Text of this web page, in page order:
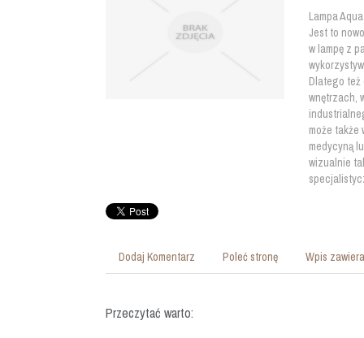
Lampa
Jest to
w lampę z
Dlatego też
wnętrzach,
może
medycyną
wizualnie
Dodaj Komentarz Poleć stronę Wpis
Przeczytać warto: